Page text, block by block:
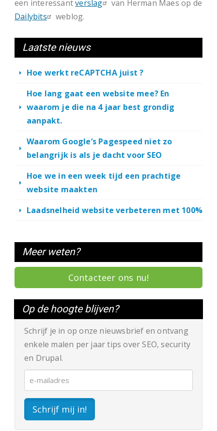
een interessantverslag
van Herman Maes op de
Dailybits
weblog.
Laatste nieuws
Hoe werkt reCAPTCHA juist ?
Hoe lang gaat een website mee? En
waarom je die na 4 jaar best grondig
aanpakt.
Waarom Google’s Pagespeed niet zo
belangrijk is als je dacht voor SEO
Hoe we in een week tijd een prachtige
website maakten
Laadsnelheid website verbeteren met 100%
Meer weten?
Contacteer ons nu!
Op de hoogte blijven?
Schrijf je in op onze nieuwsbrief en ontvang
enkele malen per jaar tips over SEO, security
en Drupal.
Schrijf mij in!